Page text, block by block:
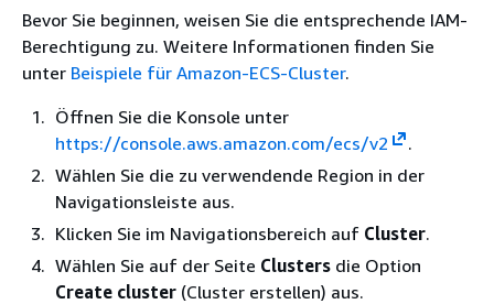
Bevor Sie beginnen, weisen Sie die entsprechende IAM-
Berechtigung zu. Weitere Informationen finden Sie
unter Beispiele für Amazon-ECS-Cluster.
Öffnen Sie die Konsole unter
https://console.aws.amazon.com/ecs/v2
.
Wählen Sie die zu verwendende Region in der
Navigationsleiste aus.
Klicken Sie im Navigationsbereich auf Cluster.
Wählen Sie auf der Seite Clusters die Option
Create cluster (Cluster erstellen) aus.